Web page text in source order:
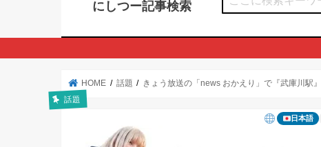
にしつー記事検索
HOME 話題 きょう放送の「news おかえり」で『武庫川駅
話題
日本語